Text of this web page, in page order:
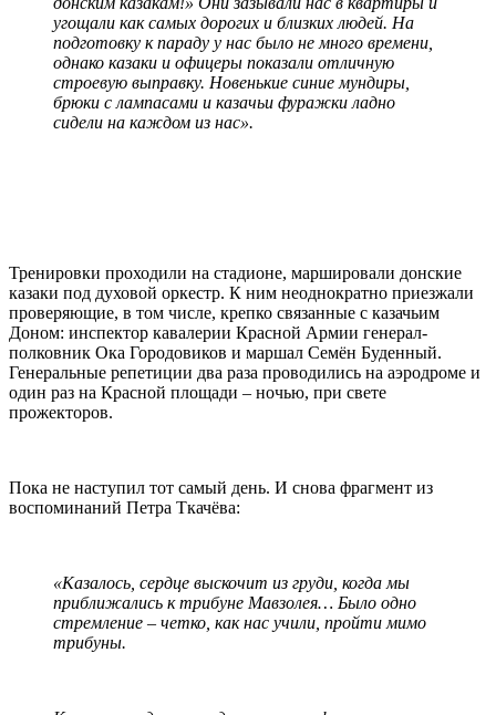
угощали как самых дорогих и близких людей. На
подготовку к параду у нас было не много времени,
однако казаки и офицеры показали отличную
строевую выправку. Новенькие синие мундиры,
брюки с лампасами и казачьи фуражки ладно
сидели на каждом из нас».
Тренировки проходили на стадионе, маршировали донские
казаки под духовой оркестр. К ним неоднократно приезжали
проверяющие, в том числе, крепко связанные с казачьим
Доном: инспектор кавалерии Красной Армии генерал-
полковник Ока Городовиков и маршал Семён Буденный.
Генеральные репетиции два раза проводились на аэродроме и
один раз на Красной площади – ночью, при свете
прожекторов.
Пока не наступил тот самый день. И снова фрагмент из
воспоминаний Петра Ткачёва:
«Казалось, сердце выскочит из груди, когда мы
приближались к трибуне Мавзолея… Было одно
стремление – четко, как нас учили, пройти мимо
трибуны.